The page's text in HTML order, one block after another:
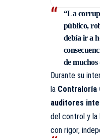
“La
público,
debía ir a
de muchos
Durante su
la Contraloría
auditores
del control y la
con rigor,